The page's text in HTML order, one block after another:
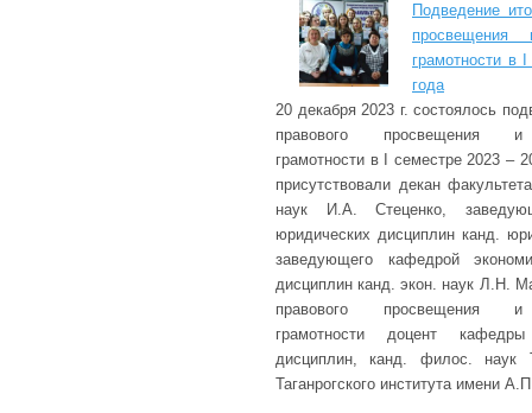
Подведение
просвещения
грамотности в
года
20 декабря 2023 г. состоялось
правового просвещения и
грамотности в I семестре 2023 –
присутствовали декан
наук И.А. Стеценко,
юридических дисциплин канд.
заведующего кафедрой
дисциплин канд. экон. наук Л.Н.
правового просвещения и
грамотности доцент
дисциплин, канд. филос. наук
Таганрогского института имени